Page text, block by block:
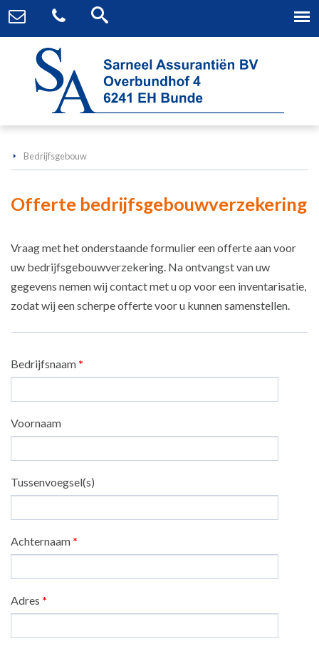
Bedrijfsgebouw
Offerte bedrijfsgebouwverzekering
Vraag met het onderstaande formulier een offerte aan voor
uw bedrijfsgebouwverzekering. Na ontvangst van uw
gegevens nemen wij contact met u op voor een inventarisatie,
zodat wij een scherpe offerte voor u kunnen samenstellen.
Bedrijfsnaam *
Voornaam
Tussenvoegsel(s)
Achternaam *
Adres *